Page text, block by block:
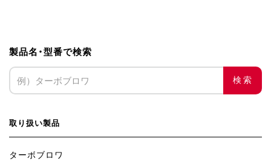
製品名・型番で検索
検索
取り扱い製品
ターボブロワ